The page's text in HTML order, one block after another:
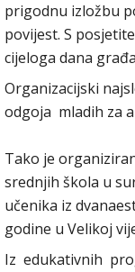
prigodnu izložbu
povijest. S
cijeloga dana
Organizacijski
odgoja mladih za
Tako je
srednjih škola u
učenika iz
godine u Velikoj
Iz edukativnih